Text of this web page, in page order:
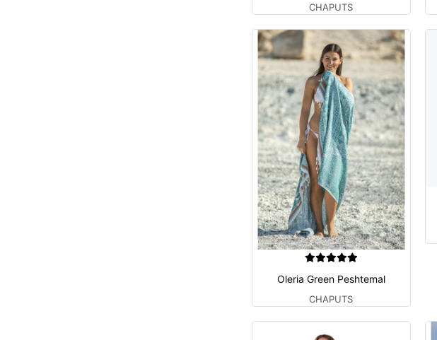
CHAPUTS
Oleria Green Peshtemal
CHAPUTS